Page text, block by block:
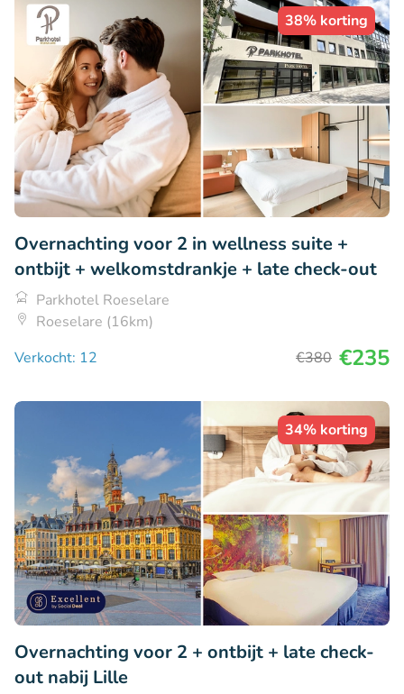
38% korting
Overnachting voor 2 in wellness suite +
ontbijt + welkomstdrankje + late check-out
Parkhotel Roeselare
Roeselare (16km)
Verkocht: 12
€380 €235
34% korting
Overnachting voor 2 + ontbijt + late check-
out nabij Lille